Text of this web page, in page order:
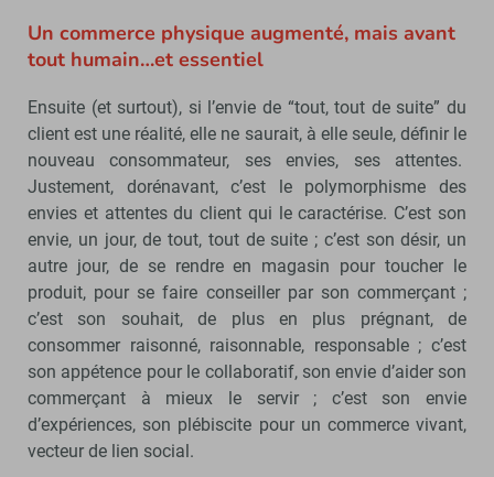
Un commerce physique augmenté, mais avant
tout humain…et essentiel
Ensuite (et surtout), si l’envie de “tout, tout de suite” du
client est une réalité, elle ne saurait, à elle seule, définir le
nouveau consommateur, ses envies, ses attentes.
Justement, dorénavant, c’est le polymorphisme des
envies et attentes du client qui le caractérise. C’est son
envie, un jour, de tout, tout de suite ; c’est son désir, un
autre jour, de se rendre en magasin pour toucher le
produit, pour se faire conseiller par son commerçant ;
c’est son souhait, de plus en plus prégnant, de
consommer raisonné, raisonnable, responsable ; c’est
son appétence pour le collaboratif, son envie d’aider son
commerçant à mieux le servir ; c’est son envie
d’expériences, son plébiscite pour un commerce vivant,
vecteur de lien social.